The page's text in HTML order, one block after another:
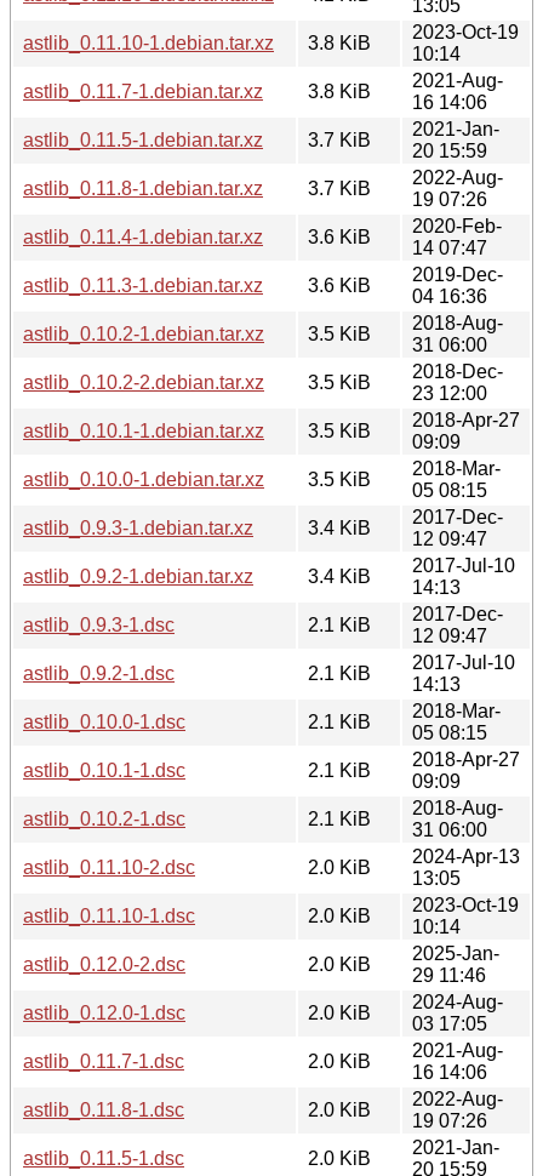
13:05
astlib_0.11.10-1.debian.tar.xz
3.8 KiB
2023-Oct-19
10:14
astlib_0.11.7-1.debian.tar.xz
3.8 KiB
2021-Aug-
16 14:06
astlib_0.11.5-1.debian.tar.xz
3.7 KiB
2021-Jan-
20 15:59
astlib_0.11.8-1.debian.tar.xz
3.7 KiB
2022-Aug-
19 07:26
astlib_0.11.4-1.debian.tar.xz
3.6 KiB
2020-Feb-
14 07:47
astlib_0.11.3-1.debian.tar.xz
3.6 KiB
2019-Dec-
04 16:36
astlib_0.10.2-1.debian.tar.xz
3.5 KiB
2018-Aug-
31 06:00
astlib_0.10.2-2.debian.tar.xz
3.5 KiB
2018-Dec-
23 12:00
astlib_0.10.1-1.debian.tar.xz
3.5 KiB
2018-Apr-27
09:09
astlib_0.10.0-1.debian.tar.xz
3.5 KiB
2018-Mar-
05 08:15
astlib_0.9.3-1.debian.tar.xz
3.4 KiB
2017-Dec-
12 09:47
astlib_0.9.2-1.debian.tar.xz
3.4 KiB
2017-Jul-10
14:13
astlib_0.9.3-1.dsc
2.1 KiB
2017-Dec-
12 09:47
astlib_0.9.2-1.dsc
2.1 KiB
2017-Jul-10
14:13
astlib_0.10.0-1.dsc
2.1 KiB
2018-Mar-
05 08:15
astlib_0.10.1-1.dsc
2.1 KiB
2018-Apr-27
09:09
astlib_0.10.2-1.dsc
2.1 KiB
2018-Aug-
31 06:00
astlib_0.11.10-2.dsc
2.0 KiB
2024-Apr-13
13:05
astlib_0.11.10-1.dsc
2.0 KiB
2023-Oct-19
10:14
astlib_0.12.0-2.dsc
2.0 KiB
2025-Jan-
29 11:46
astlib_0.12.0-1.dsc
2.0 KiB
2024-Aug-
03 17:05
astlib_0.11.7-1.dsc
2.0 KiB
2021-Aug-
16 14:06
astlib_0.11.8-1.dsc
2.0 KiB
2022-Aug-
19 07:26
astlib_0.11.5-1.dsc
2.0 KiB
2021-Jan-
20 15:59